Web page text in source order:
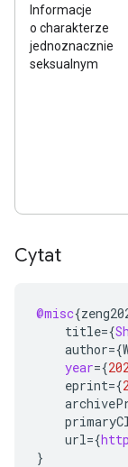
Informacje
o charakterze
jednoznacznie
seksualnym
Cytat
@misc{
title={
author={
year={
eprint={
url={
}